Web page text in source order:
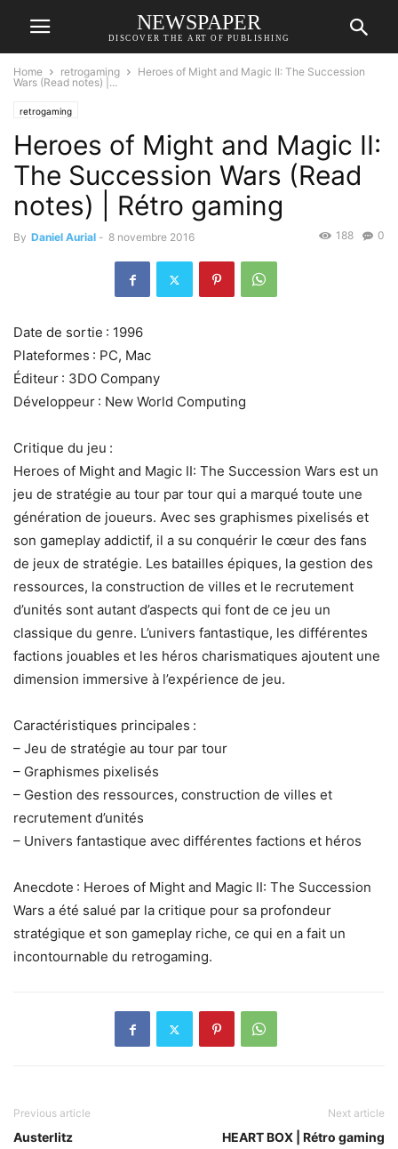
NEWSPAPER
DISCOVER THE ART OF PUBLISHING
Home retrogaming
Heroes of Might and Magic II: The Succession
Wars (Read notes) |...
retrogaming
Heroes of Might and Magic II:
The Succession Wars (Read
notes) | Rétro gaming
By Daniel Aurial - 8 novembre 2016 0
188
Date de sortie : 1996
Plateformes : PC, Mac
Éditeur : 3DO Company
Développeur : New World Computing
Critique du jeu :
Heroes of Might and Magic II: The Succession Wars est un
jeu de stratégie au tour par tour qui a marqué toute une
génération de joueurs. Avec ses graphismes pixelisés et
son gameplay addictif, il a su conquérir le cœur des fans
de jeux de stratégie. Les batailles épiques, la gestion des
ressources, la construction de villes et le recrutement
d’unités sont autant d’aspects qui font de ce jeu un
classique du genre. L’univers fantastique, les différentes
factions jouables et les héros charismatiques ajoutent une
dimension immersive à l’expérience de jeu.
Caractéristiques principales :
– Jeu de stratégie au tour par tour
– Graphismes pixelisés
– Gestion des ressources, construction de villes et
recrutement d’unités
– Univers fantastique avec différentes factions et héros
Anecdote : Heroes of Might and Magic II: The Succession
Wars a été salué par la critique pour sa profondeur
stratégique et son gameplay riche, ce qui en a fait un
incontournable du retrogaming.
Previous article
Austerlitz
Next article
HEART BOX | Rétro gaming